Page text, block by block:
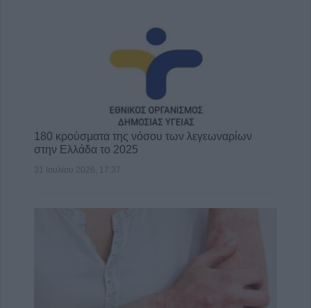
180 κρούσματα της νόσου των λεγεωναρίων
στην Ελλάδα το 2025
31 Ιουλίου 2026, 17:37